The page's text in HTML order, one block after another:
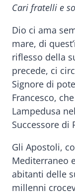
Cari fratelli e
Dio ci ama
mare, di
riflesso della
precede, ci
Signore di
Francesco,
Lampedusa
Successore di
Gli Apostoli,
Mediterraneo
abitanti delle
millenni